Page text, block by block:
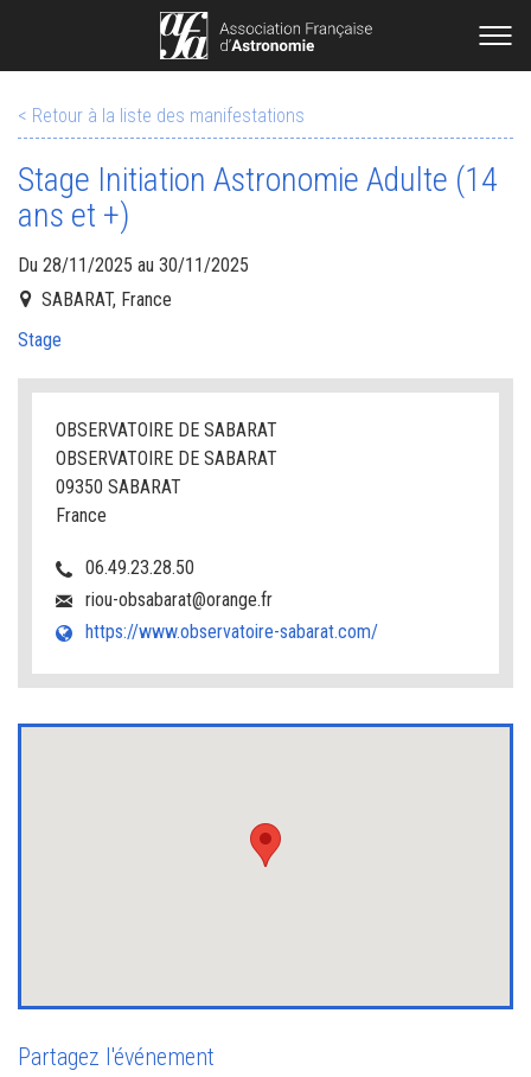
< Retour à la liste des manifestations
Stage Initiation Astronomie Adulte (14
ans et +)
Du 28/11/2025 au 30/11/2025
SABARAT, France
Stage
OBSERVATOIRE DE SABARAT
OBSERVATOIRE DE SABARAT
09350 SABARAT
France
06.49.23.28.50
riou-obsabarat@orange.fr
https://www.observatoire-sabarat.com/
Partagez l'événement